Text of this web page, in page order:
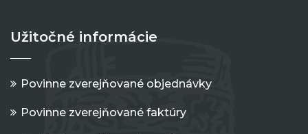
Užitočné informácie
Povinne zverejňované objednávky
Povinne zverejňované faktúry